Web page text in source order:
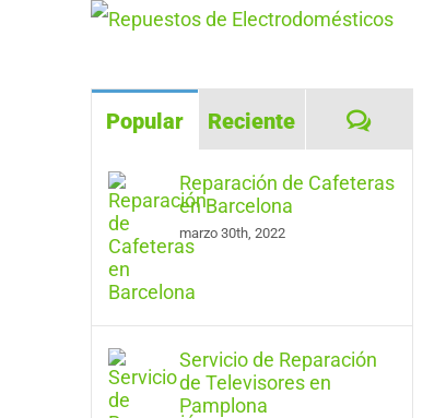
Popular Reciente
Reparación de Cafeteras
en Barcelona
marzo 30th, 2022
Servicio de Reparación
de Televisores en
Pamplona